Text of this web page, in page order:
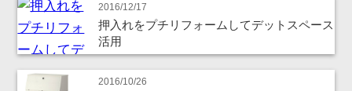
2016/12/17
押入れをプチリフォームしてデットスペース
活用
2016/10/26